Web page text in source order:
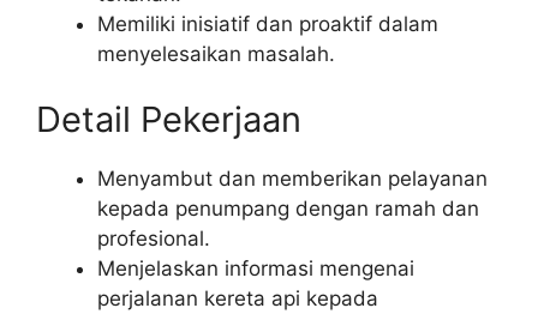
Memiliki inisiatif dan proaktif dalam
menyelesaikan masalah.
Detail Pekerjaan
Menyambut dan memberikan pelayanan
kepada penumpang dengan ramah dan
profesional.
Menjelaskan informasi mengenai
perjalanan kereta api kepada